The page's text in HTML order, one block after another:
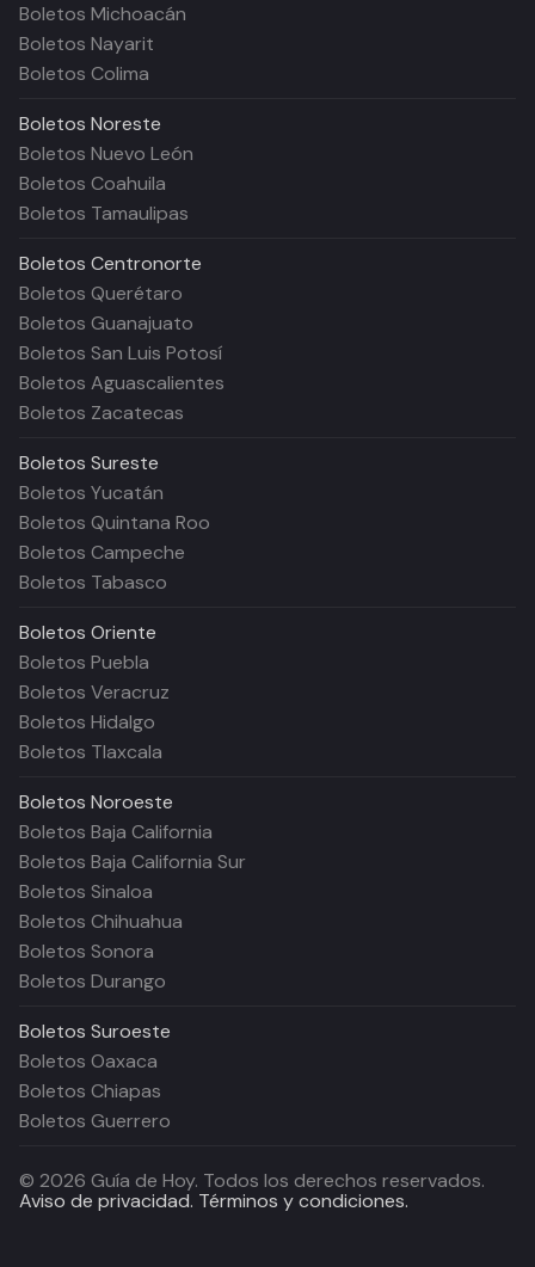
Boletos Michoacán
Boletos Nayarit
Boletos Colima
Boletos Noreste
Boletos Nuevo León
Boletos Coahuila
Boletos Tamaulipas
Boletos Centronorte
Boletos Querétaro
Boletos Guanajuato
Boletos San Luis Potosí
Boletos Aguascalientes
Boletos Zacatecas
Boletos Sureste
Boletos Yucatán
Boletos Quintana Roo
Boletos Campeche
Boletos Tabasco
Boletos Oriente
Boletos Puebla
Boletos Veracruz
Boletos Hidalgo
Boletos Tlaxcala
Boletos Noroeste
Boletos Baja California
Boletos Baja California Sur
Boletos Sinaloa
Boletos Chihuahua
Boletos Sonora
Boletos Durango
Boletos Suroeste
Boletos Oaxaca
Boletos Chiapas
Boletos Guerrero
© 2026 Guía de Hoy. Todos los derechos reservados.
Aviso de privacidad. Términos y condiciones.